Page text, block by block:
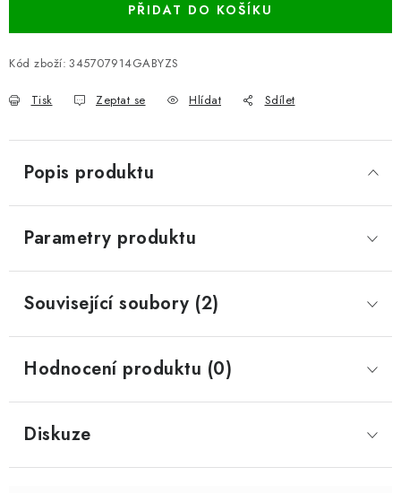
PŘIDAT DO KOŠÍKU
Kód zboží: 345707914GABYZS
Tisk Zeptat se Hlídat Sdílet
Popis produktu
Parametry produktu
Související soubory (2)
Hodnocení produktu (0)
Diskuze